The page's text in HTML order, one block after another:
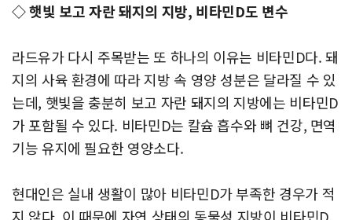
◇ 햇빛 보고 자란 돼지의 지방, 비타민D도 변수
라드유가 다시 주목받는 또 하나의 이유는 비타민D다. 돼
지의 사육 환경에 따라 지방 속 영양 성분은 달라질 수 있
는데, 햇빛을 충분히 보고 자란 돼지의 지방에는 비타민D
가 포함될 수 있다. 비타민D는 칼슘 흡수와 뼈 건강, 면역
기능 유지에 필요한 영양소다.
현대인은 실내 생활이 많아 비타민D가 부족한 경우가 적